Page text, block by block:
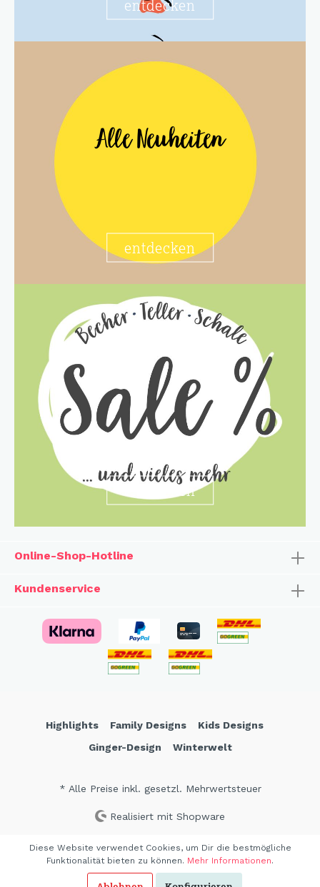
entdecken
Alle Neuheiten
entdecken
entdecken
Online-Shop-Hotline
Kundenservice
Highlights Family Designs
Kids Designs
Ginger-Design
Winterwelt
* Alle Preise inkl. gesetzl. Mehrwertsteuer
Realisiert mit Shopware
Diese Website verwendet Cookies, um Dir die bestmögliche
Funktionalität bieten zu können. Mehr Informationen.